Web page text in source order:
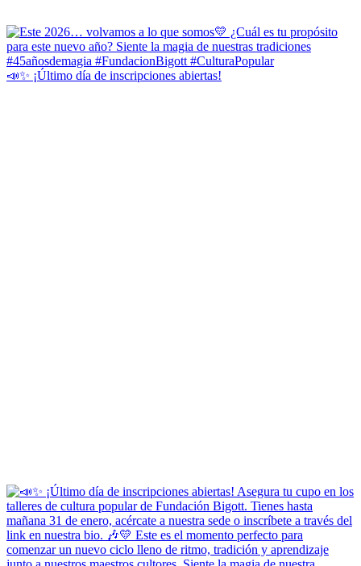
📣✨ ¡Último día de inscripciones abiertas!